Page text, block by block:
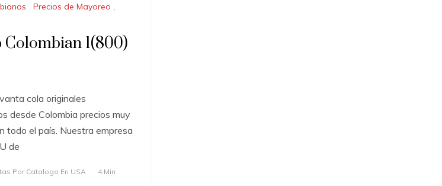
, Precios de Mayoreo ,
Colombian 1(800)
cola originales
desde Colombia precios muy
todo el país. Nuestra empresa
de
Por Catalogo En USA
4 Min